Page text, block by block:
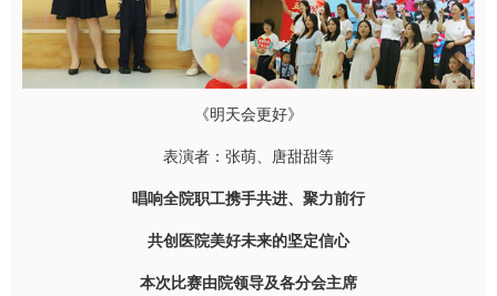
《明天会更好》
表演者：张萌、唐甜甜等
唱响全院职工携手共进、聚力前行
共创医院美好未来的坚定信心
本次比赛由院领导及各分会主席